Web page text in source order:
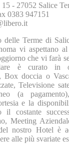
- 27052 Salice
0383 947151
delle Terme di
vi aspettano
che vi farà
è curato in
Box doccia o
Televisione
(a
e la
il costante
Meeting
nostro Hotel è
alle più svariate